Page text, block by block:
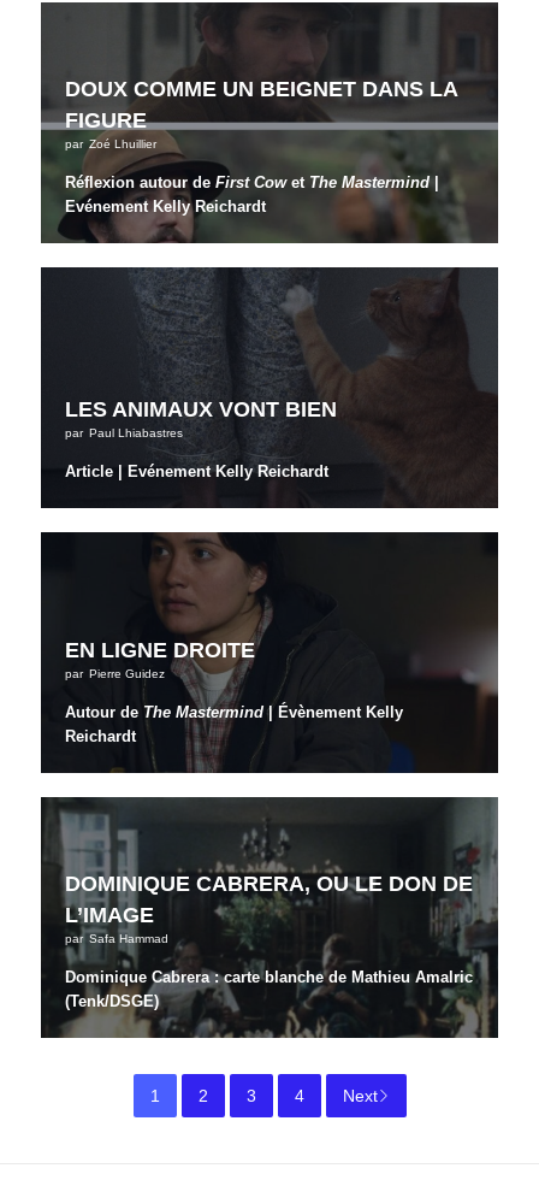
DOUX COMME UN BEIGNET DANS LA
FIGURE
par Zoé Lhuillier
Réflexion autour deFirst Cowet The Mastermind
Evénement Kelly Reichardt
LES ANIMAUX VONT BIEN
par Paul Lhiabastres
Article | Evénement Kelly Reichardt
EN LIGNE DROITE
par Pierre Guidez
Autour de The Mastermind| Évènement Kelly
Reichardt
DOMINIQUE CABRERA, OU LE DON DE
L’IMAGE
par Safa Hammad
Dominique Cabrera : carte blanche de Mathieu Amalric
(Tenk/DSGE)
1 2 3 4 Next